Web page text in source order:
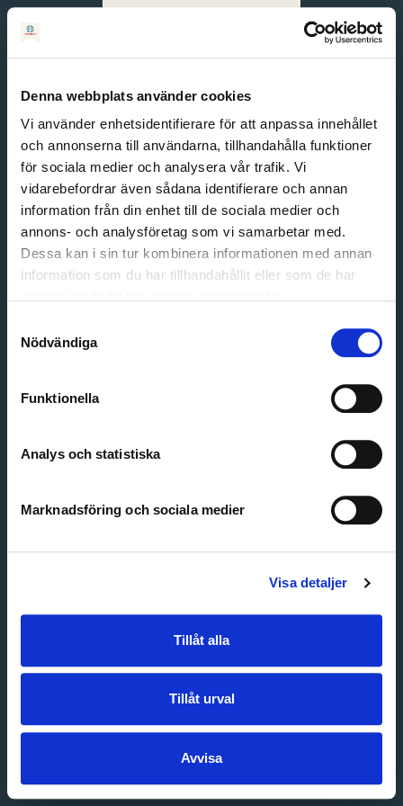
Denna webbplats använder cookies
Vi använder enhetsidentifierare för att anpassa innehållet
och annonserna till användarna, tillhandahålla funktioner
för sociala medier och analysera vår trafik. Vi
vidarebefordrar även sådana identifierare och annan
information från din enhet till de sociala medier och
annons- och analysföretag som vi samarbetar med.
Dessa kan i sin tur kombinera informationen med annan
information som du har tillhandahållit eller som de har
Nödvändiga
Funktionella
Analys och statistiska
Marknadsföring och sociala medier
Visa detaljer
Tillåt alla
Tillåt urval
Avvisa
English
Svenska
Email address
Customer service